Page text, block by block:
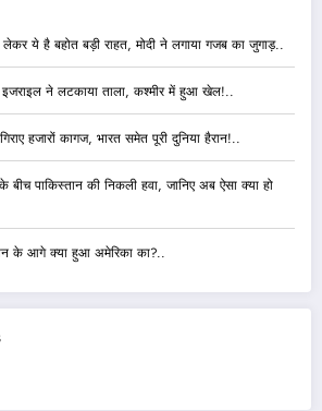
ये है बहोत बड़ी राहत, मोदी ने लगाया गजब का जुगाड़..
ने लटकाया ताला, कश्मीर में हुआ खेल!..
हजारों कागज, भारत समेत पूरी दुनिया हैरान!..
बीच पाकिस्तान की निकली हवा, जानिए अब ऐसा क्या हो
के आगे क्या हुआ अमेरिका का?..